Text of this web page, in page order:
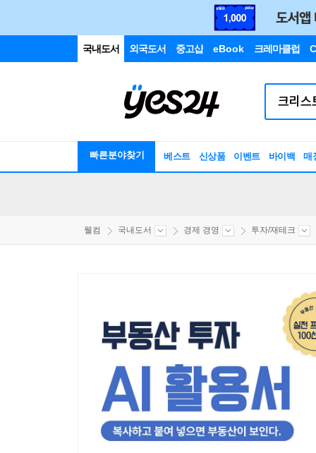
국내도서 외국도서 중고샵 eBook 크레마클럽
빠른분야찾기 베스트 신상품 이벤트 바이백 매
웰컴 국내도서 경제 경영 투자/재테크